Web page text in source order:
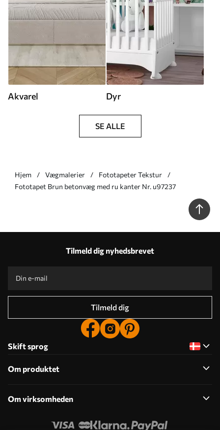
Akvarel Dyr
SE ALLE
Hjem Vægmalerier
Fototapeter Tekstur
Fototapet Brun betonvæg med ru kanter Nr. u97237
Tilmeld dig nyhedsbrevet
Tilmeld dig
Skift sprog
Om produktet
Om virksomheden